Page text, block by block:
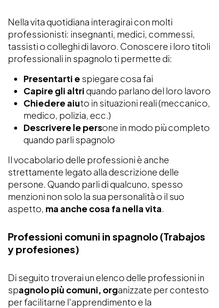
Nella vita quotidiana interagirai con molti
professionisti: insegnanti, medici, commessi,
tassisti o colleghi di lavoro. Conoscere i loro titoli
professionali in spagnolo ti permette di:
Presentarti e spiegare cosa fai
Capire gli altriquando parlano del loro lavoro
Chiedere aiuto in situazioni reali (meccanico,
medico, polizia, ecc.)
Descrivere le persone in modo più completo
quando parli spagnolo
Il vocabolario delle professioni è anche
strettamente legato alla descrizione delle
persone. Quando parli di qualcuno, spesso
menzioni non solo la sua personalità o il suo
aspetto, ma anche cosa fa nella vita.
Professioni comuni in spagnolo (Trabajos
y profesiones)
Di seguito troverai un elenco delle professioni in
spagnolo più comuni, organizzate per contesto
per facilitarne l'apprendimento e la